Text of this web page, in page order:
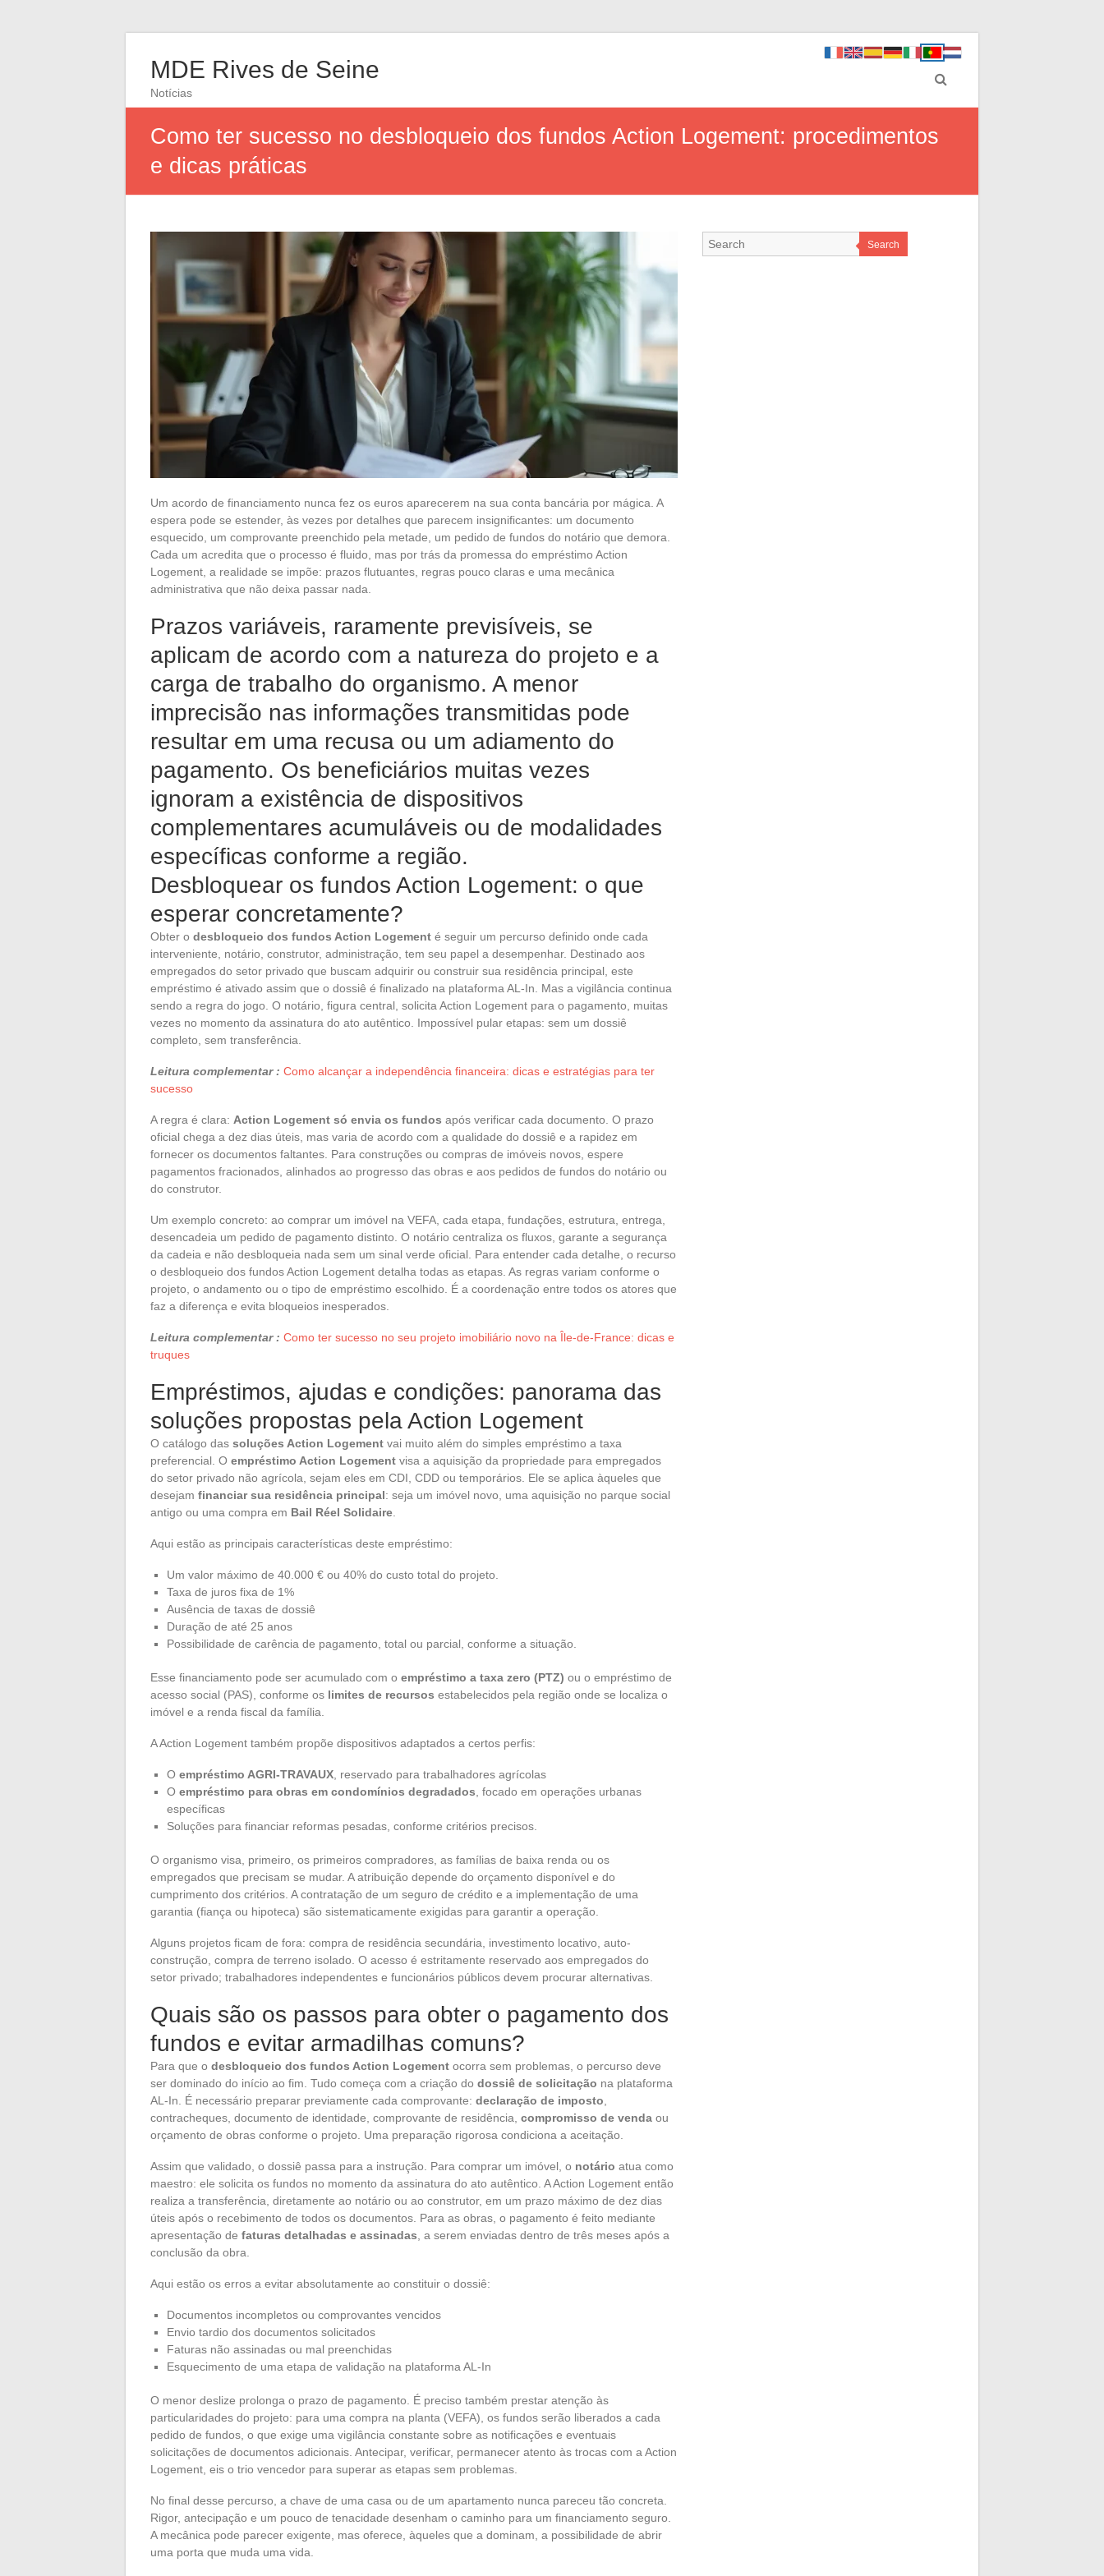
MDE Rives de Seine
Notícias
Como ter sucesso no desbloqueio dos fundos Action Logement: procedimentos
e dicas práticas
Um acordo de financiamento nunca fez os euros aparecerem na sua conta bancária por mágica. A
espera pode se estender, às vezes por detalhes que parecem insignificantes: um documento
esquecido, um comprovante preenchido pela metade, um pedido de fundos do notário que demora.
Cada um acredita que o processo é fluido, mas por trás da promessa do empréstimo Action
Logement, a realidade se impõe: prazos flutuantes, regras pouco claras e uma mecânica
administrativa que não deixa passar nada.
Prazos variáveis, raramente previsíveis, se
aplicam de acordo com a natureza do projeto e a
carga de trabalho do organismo. A menor
imprecisão nas informações transmitidas pode
resultar em uma recusa ou um adiamento do
pagamento. Os beneficiários muitas vezes
ignoram a existência de dispositivos
complementares acumuláveis ou de modalidades
específicas conforme a região.
Desbloquear os fundos Action Logement: o que
esperar concretamente?
Obter o desbloqueio dos fundos Action Logement é seguir um percurso definido onde cada
interveniente, notário, construtor, administração, tem seu papel a desempenhar. Destinado aos
empregados do setor privado que buscam adquirir ou construir sua residência principal, este
empréstimo é ativado assim que o dossiê é finalizado na plataforma AL-In. Mas a vigilância continua
sendo a regra do jogo. O notário, figura central, solicita Action Logement para o pagamento, muitas
vezes no momento da assinatura do ato autêntico. Impossível pular etapas: sem um dossiê
completo, sem transferência.
Leitura complementar : Como alcançar a independência financeira: dicas e estratégias para ter
sucesso
A regra é clara: Action Logement só envia os fundos após verificar cada documento. O prazo
oficial chega a dez dias úteis, mas varia de acordo com a qualidade do dossiê e a rapidez em
fornecer os documentos faltantes. Para construções ou compras de imóveis novos, espere
pagamentos fracionados, alinhados ao progresso das obras e aos pedidos de fundos do notário ou
do construtor.
Um exemplo concreto: ao comprar um imóvel na VEFA, cada etapa, fundações, estrutura, entrega,
desencadeia um pedido de pagamento distinto. O notário centraliza os fluxos, garante a segurança
da cadeia e não desbloqueia nada sem um sinal verde oficial. Para entender cada detalhe, o recurso
o desbloqueio dos fundos Action Logement detalha todas as etapas. As regras variam conforme o
projeto, o andamento ou o tipo de empréstimo escolhido. É a coordenação entre todos os atores que
faz a diferença e evita bloqueios inesperados.
Leitura complementar : Como ter sucesso no seu projeto imobiliário novo na Île-de-France: dicas e
truques
Empréstimos, ajudas e condições: panorama das
soluções propostas pela Action Logement
O catálogo das soluções Action Logement vai muito além do simples empréstimo a taxa
preferencial. O empréstimo Action Logement visa a aquisição da propriedade para empregados
do setor privado não agrícola, sejam eles em CDI, CDD ou temporários. Ele se aplica àqueles que
desejam financiar sua residência principal: seja um imóvel novo, uma aquisição no parque social
antigo ou uma compra em Bail Réel Solidaire
Aqui estão as principais características deste empréstimo:
Um valor máximo de 40.000 € ou 40% do custo total do projeto.
Taxa de juros fixa de 1%
Ausência de taxas de dossiê
Duração de até 25 anos
Possibilidade de carência de pagamento, total ou parcial, conforme a situação.
Esse financiamento pode ser acumulado com o empréstimo a taxa zero (PTZ) ou o empréstimo de
acesso social (PAS), conforme os limites de recursos estabelecidos pela região onde se localiza o
imóvel e a renda fiscal da família.
A Action Logement também propõe dispositivos adaptados a certos perfis:
O empréstimo AGRI-TRAVAUX , reservado para trabalhadores agrícolas
O empréstimo para obras em condomínios degradados , focado em operações urbanas
específicas
Soluções para financiar reformas pesadas, conforme critérios precisos.
O organismo visa, primeiro, os primeiros compradores, as famílias de baixa renda ou os
empregados que precisam se mudar. A atribuição depende do orçamento disponível e do
cumprimento dos critérios. A contratação de um seguro de crédito e a implementação de uma
garantia (fiança ou hipoteca) são sistematicamente exigidas para garantir a operação.
Alguns projetos ficam de fora: compra de residência secundária, investimento locativo, auto-
construção, compra de terreno isolado. O acesso é estritamente reservado aos empregados do
setor privado; trabalhadores independentes e funcionários públicos devem procurar alternativas.
Quais são os passos para obter o pagamento dos
fundos e evitar armadilhas comuns?
Para que o desbloqueio dos fundos Action Logement ocorra sem problemas, o percurso deve
ser dominado do início ao fim. Tudo começa com a criação do dossiê de solicitação na plataforma
AL-In. É necessário preparar previamente cada comprovante: declaração de imposto
contracheques, documento de identidade, comprovante de residência, compromisso de venda ou
orçamento de obras conforme o projeto. Uma preparação rigorosa condiciona a aceitação.
Assim que validado, o dossiê passa para a instrução. Para comprar um imóvel, o notário atua como
maestro: ele solicita os fundos no momento da assinatura do ato autêntico. A Action Logement então
realiza a transferência, diretamente ao notário ou ao construtor, em um prazo máximo de dez dias
úteis após o recebimento de todos os documentos. Para as obras, o pagamento é feito mediante
apresentação de faturas detalhadas e assinadas , a serem enviadas dentro de três meses após a
conclusão da obra.
Aqui estão os erros a evitar absolutamente ao constituir o dossiê:
Documentos incompletos ou comprovantes vencidos
Envio tardio dos documentos solicitados
Faturas não assinadas ou mal preenchidas
Esquecimento de uma etapa de validação na plataforma AL-In
O menor deslize prolonga o prazo de pagamento. É preciso também prestar atenção às
particularidades do projeto: para uma compra na planta (VEFA), os fundos serão liberados a cada
pedido de fundos, o que exige uma vigilância constante sobre as notificações e eventuais
solicitações de documentos adicionais. Antecipar, verificar, permanecer atento às trocas com a Action
Logement, eis o trio vencedor para superar as etapas sem problemas.
No final desse percurso, a chave de uma casa ou de um apartamento nunca pareceu tão concreta.
Rigor, antecipação e um pouco de tenacidade desenham o caminho para um financiamento seguro.
A mecânica pode parecer exigente, mas oferece, àqueles que a dominam, a possibilidade de abrir
uma porta que muda uma vida.
Search